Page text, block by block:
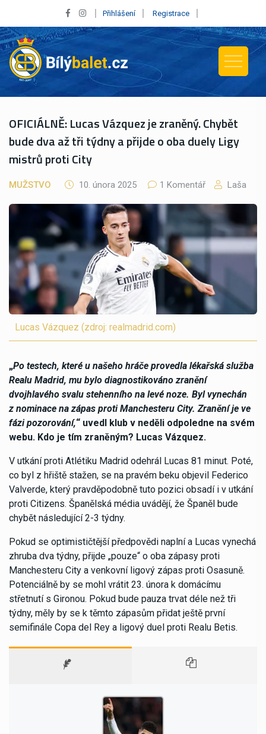
Přihlášení Registrace
OFICIÁLNĚ: Lucas Vázquez je zraněný. Chybět
bude dva až tři týdny a přijde o oba duely Ligy
mistrů proti City
MUŽSTVO 10. února 2025 1 Komentář Laša
Lucas Vázquez (zdroj: realmadrid.com)
„Po testech, které u našeho hráče provedla lékařská služba
Realu Madrid, mu bylo diagnostikováno zranění
dvojhlavého svalu stehenního na levé noze. Byl vynechán
z nominace na zápas proti Manchesteru City. Zranění je ve
fázi pozorování,“ uvedl klub v neděli odpoledne na svém
webu. Kdo je tím zraněným? Lucas Vázquez.
V utkání proti Atlétiku Madrid odehrál Lucas 81 minut. Poté,
co byl z hřiště stažen, se na pravém beku objevil Federico
Valverde, který pravděpodobně tuto pozici obsadí i v utkání
proti Citizens. Španělská média uvádějí, že Španěl bude
chybět následující 2-3 týdny.
Pokud se optimističtější předpovědi naplní a Lucas vynechá
zhruba dva týdny, přijde „pouze“ o oba zápasy proti
Manchesteru City a venkovní ligový zápas proti Osasuně.
Potenciálně by se mohl vrátit 23. února k domácímu
střetnutí s Gironou. Pokud bude pauza trvat déle než tři
týdny, měly by se k těmto zápasům přidat ještě první
semifinále Copa del Rey a ligový duel proti Realu Betis.